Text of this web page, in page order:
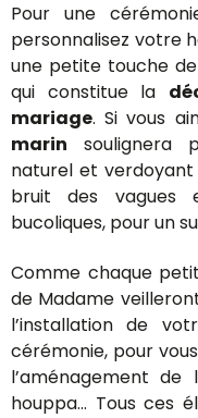
Pour une
personnalisez votre
une petite touche
qui constitue la
mariage. Si vous
marin soulignera
naturel et verdoyant
bruit des vagues
bucoliques, pour un
Comme chaque
de Madame
l’installation de
cérémonie, pour
l’aménagement
houppa… Tous ces